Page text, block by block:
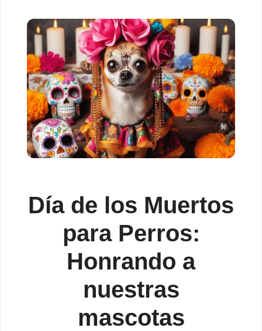
Día de los Muertos
para Perros:
Honrando a
nuestras
mascotas